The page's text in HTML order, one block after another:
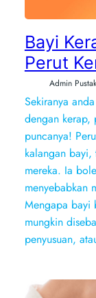
Bayi
Perut
Admin
Sekiranya
dengan kerap,
puncanya!
kalangan bayi,
mereka. Ia
menyebabkan
Mengapa bayi
mungkin
penyusuan,